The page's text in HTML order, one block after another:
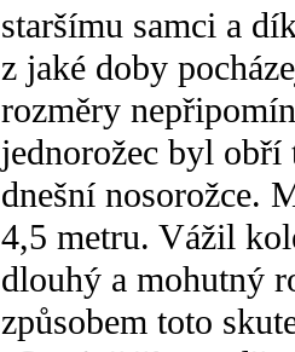
staršímu samci a
z jaké doby
rozměry
jednorožec byl
dnešní nosorožce.
4,5 metru. Vážil
dlouhý a mohutný
způsobem toto